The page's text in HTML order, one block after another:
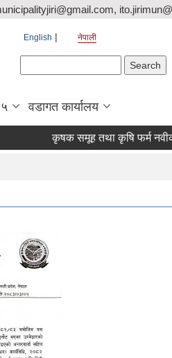
English नेपाली
वडागत कार्यालय
कृषक समूह तथा कृषि फर्म नवीकरण